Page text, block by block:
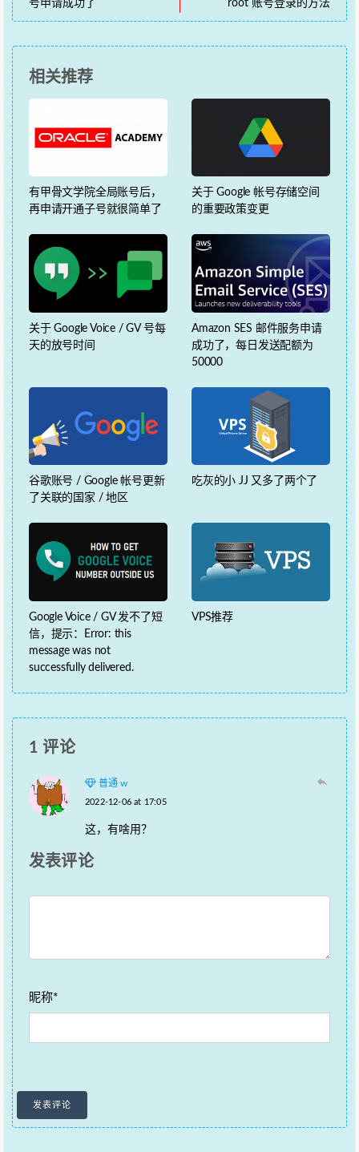
号申请成功了
root 账号登录的方法
相关推荐
有甲骨文学院全局账号后，
再申请开通子号就很简单了
关于 Google 帐号存储空间
的重要政策变更
关于 Google Voice / GV 号每
天的放号时间
Amazon SES 邮件服务申请
成功了，每日发送配额为
50000
谷歌账号 / Google 帐号更新
了关联的国家 / 地区
吃灰的小 JJ 又多了两个了
Google Voice / GV 发不了短
信，提示：Error: this
message was not
successfully delivered.
VPS推荐
1 评论
普通 w
2022-12-06 at 17:05
这，有啥用？
发表评论
昵称*